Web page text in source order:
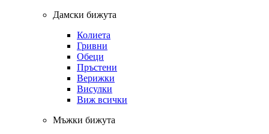
Дамски бижута
Колиета
Гривни
Обеци
Пръстени
Верижки
Висулки
Виж всички
Мъжки бижута